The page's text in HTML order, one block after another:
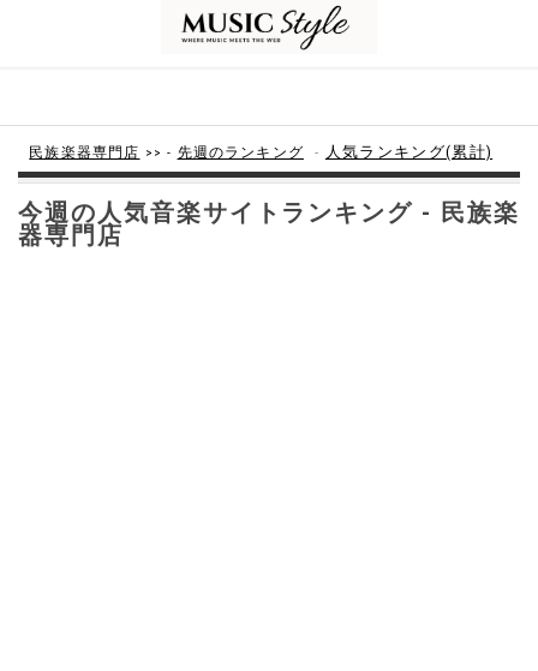
民族楽器専門店 >> - 先週のランキング - 人気ランキング(累計)
今週の人気音楽サイトランキング - 民族楽
器専門店